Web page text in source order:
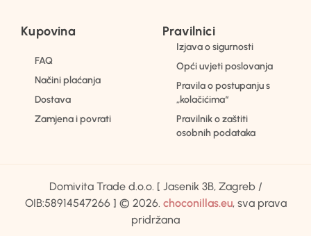
Kupovina
FAQ
Načini plaćanja
Dostava
Zamjena i povrati
Pravilnici
Izjava o sigurnosti
Opći uvjeti poslovanja
Pravila o postupanju s
„kolačićima“
Pravilnik o zaštiti
osobnih podataka
Domivita Trade d.o.o. [ Jasenik 3B, Zagreb /
OIB:58914547266 ] © 2026. choconillas.eu, sva prava
pridržana